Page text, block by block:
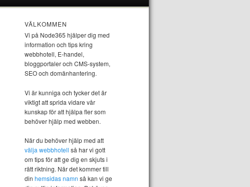
VÄLKOMMEN
Vi på Node365 hjälper dig med
information och tips kring
webbhotell, E-handel,
bloggportaler och CMS-system,
SEO och domänhantering.
Vi är kunniga och tycker det är
viktigt att sprida vidare vår
kunskap för att hjälpa fler som
behöver hjälp med webben.
När du behöver hjälp med att
välja webbhotell så har vi gott
om tips för att ge dig en skjuts i
rätt riktning. När det kommer till
din hemsidas namn så kan vi ge